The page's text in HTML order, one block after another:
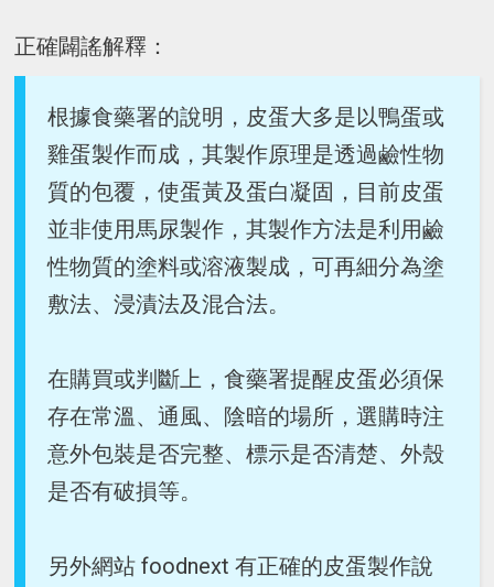
正確闢謠解釋：
根據食藥署的說明，皮蛋大多是以鴨蛋或
雞蛋製作而成，其製作原理是透過鹼性物
質的包覆，使蛋黃及蛋白凝固，目前皮蛋
並非使用馬尿製作，其製作方法是利用鹼
性物質的塗料或溶液製成，可再細分為塗
敷法、浸漬法及混合法。
在購買或判斷上，食藥署提醒皮蛋必須保
存在常溫、通風、陰暗的場所，選購時注
意外包裝是否完整、標示是否清楚、外殼
是否有破損等。
另外網站 foodnext 有正確的皮蛋製作說